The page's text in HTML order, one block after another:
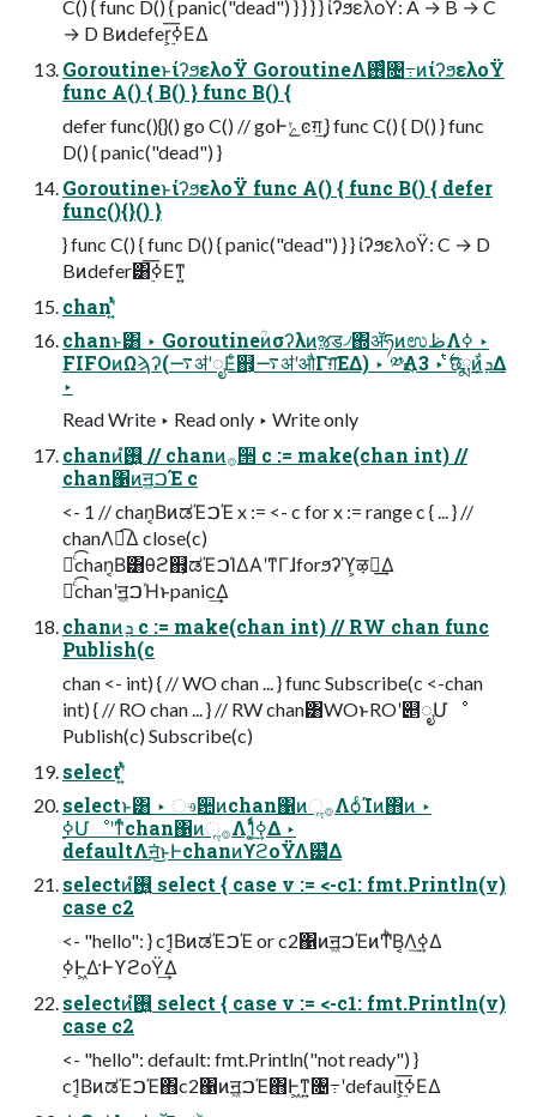
C() { func D() { panic("dead") } } } } ίʔϧελοΫ: A → B → C
→ D Bͷdefer͕࣮ߦ͞ΕΔ
GoroutineͱίʔϧελοΫ GoroutineΛ࢖ͬͨ৔߹ͷίʔϧελοΫ
func A() { B() } func B() {
defer func(){}() go C() // goͰݺͼग़͢ } func C() { D() } func
D() { panic("dead") }
GoroutineͱίʔϧελοΫ func A() { func B() { defer
func(){}() }
} func C() { func D() { panic("dead") } } ίʔϧελοΫ: C → D
Bͷdefer͸࣮ߦ͞Εͳ͍
chanʹ͍ͭͯ
chanͱ͸ ‣ Goroutineؒͷσʔλͷૹड৴΍ॲཧͷಉظΛߦ͏ ‣
FIFOͷΩϡʔ(࠷ॳʹೖΕͨ஋͕࠷ॳʹऔΓग़͞ΕΔ) ‣ ༰ྔΛ࣋ͭ ‣ 3छྨͷܕ͕͋Δ
‣
Read Write ‣ Read only ‣ Write only
chanͷ࢖͍ํ // chanͷ࡞੒ c := make(chan int) //
chan΁ͷॻ͖ࠐΈ c
<- 1 // chan͔ΒͷಡΈࠐΈ x := <- c for x := range c { ... } //
chanΛด͡Δ close(c)
ดͨ͡chan͔Β͸θϩ஋͕ಡΈࠐΊΔΑ͏ʹͳΓɺforϧʔϓ͕ऴྃ͢Δ
ดͨ͡chanʹॻ͖ࠐΉͱpanic͢Δ
chanͷܕ c := make(chan int) // RW chan func
Publish(c
chan <- int) { // WO chan ... } func Subscribe(c <-chan
int) { // RO chan ... } // RW chan͸WOͱROʹ୅ೖՄೳ
Publish(c) Subscribe(c)
selectʹ͍ͭͯ
selectͱ͸ ‣ ෳ਺ͷchan΁ͷૢ࡞Λѻ͏ͨΊͷ΋ͷ ‣
defaultΛॻ͘͜ͱͰchanͷϒϩοΫΛ๷͛Δ
selectͷ࢖͍ํ select { case v := <-c1: fmt.Println(v)
case c2
<- "hello": } c1͔ΒͷಡΈࠐΈ or c2΁ͷॻ͖ࠐΈͷͲͪΒ͔Λ࣮ߦ͢Δ
࣮ߦͰ͖Δ·ͰϒϩοΫ͢Δ
selectͷ࢖͍ํ select { case v := <-c1: fmt.Println(v)
case c2
<- "hello": default: fmt.Println("not ready") }
c1͔ΒͷಡΈࠐΈ΋c2΁ͷॻ͖ࠐΈ΋Ͱ͖ͳ͍৔߹ʹdefault͕࣮ߦ͞ΕΔ